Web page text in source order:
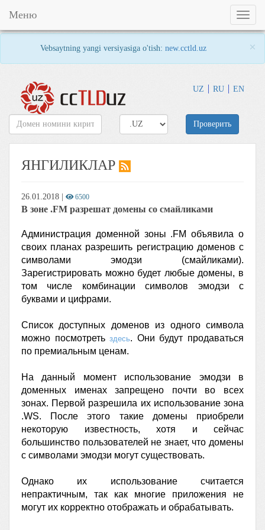
Vebsaytning yangi versiyasiga o'tish: new.cctld.uz ×
UZ RU EN
Toggle
Меню
Проверить
ЯНГИЛИКЛАР
26.01.2018 6500
В зоне .FM разрешат домены со смайликами
Администрация доменной зоны .FM объявила о
своих планах разрешить регистрацию доменов с
символами эмодзи (смайликами).
Зарегистрировать можно будет любые домены, в
том числе комбинации символов эмодзи с
буквами и цифрами.
Список доступных доменов из одного символа
можно посмотретьздесь. Они будут продаваться
по премиальным ценам.
На данный момент использование эмодзи в
доменных именах запрещено почти во всех
зонах. Первой разрeшила их использование зона
.WS. После этого такие домены приобрели
некоторую известность, хотя и сейчас
большинство пользователей не знает, что домены
с символами эмодзи могут существовать.
Однако их использование считается
непрактичным, так как многие приложения не
могут их корректно отображать и обрабатывать.